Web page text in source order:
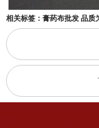
相关标签： 膏药布批发 品质